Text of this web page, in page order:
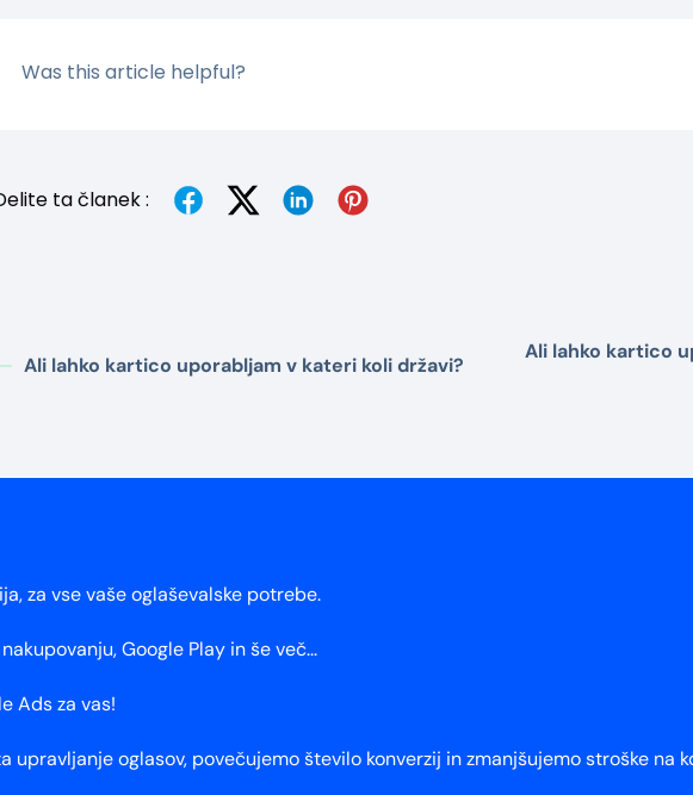
Was this article helpful?
ta članek :
Ali lahko kartico uporabljam v kateri koli državi?
Ali lahko kartico
za vse vaše oglaševalske potrebe.
Google Play in še več...
Ads za vas!
oglasov, povečujemo število konverzij in zmanjšujemo stroške na